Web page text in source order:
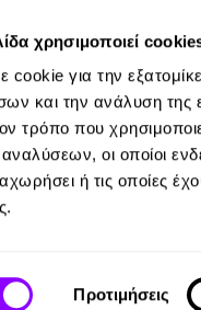
χρησιμοποιεί
cookie για την
και την ανάλυση της
τρόπο που
αναλύσεων, οι οποίοι
ή τις οποίες
Προτιμήσεις